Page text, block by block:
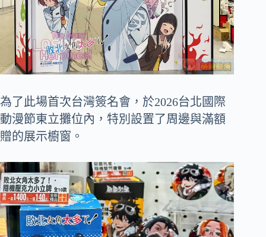
為了此場首次台灣簽名會，於2026台北國際
動漫節東立攤位內，特別設置了周邊與滿額
贈的展示櫥窗。